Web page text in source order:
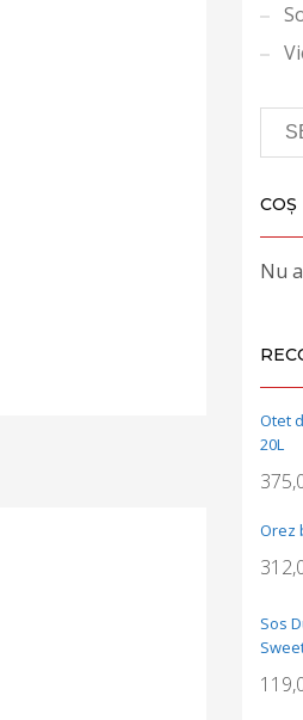
COȘ
Nu
Otet
20L
Orez
Sos